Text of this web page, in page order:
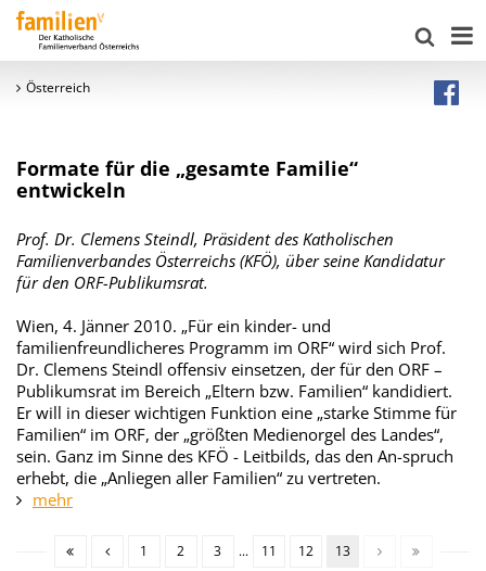
Österreich
Formate für die „gesamte Familie“
entwickeln
Prof. Dr. Clemens Steindl, Präsident des Katholischen
Familienverbandes Österreichs (KFÖ), über seine Kandidatur
für den ORF-Publikumsrat.
Wien, 4. Jänner 2010. „Für ein kinder- und
familienfreundlicheres Programm im ORF“ wird sich Prof.
Dr. Clemens Steindl offensiv einsetzen, der für den ORF –
Publikumsrat im Bereich „Eltern bzw. Familien“ kandidiert.
Er will in dieser wichtigen Funktion eine „starke Stimme für
Familien“ im ORF, der „größten Medienorgel des Landes“,
sein. Ganz im Sinne des KFÖ - Leitbilds, das den An-spruch
erhebt, die „Anliegen aller Familien“ zu vertreten.
mehr
1 2 3 ... 11 12 13